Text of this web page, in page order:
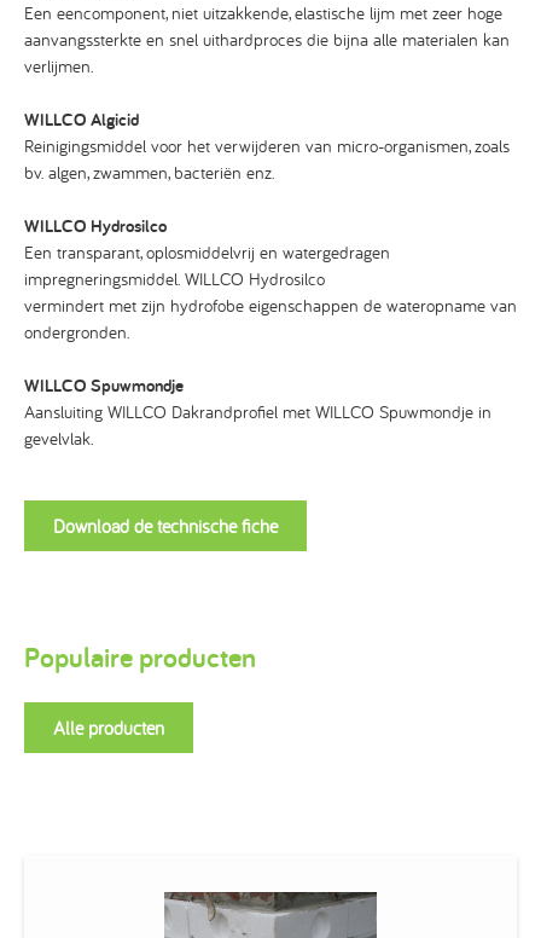
Een eencomponent, niet uitzakkende, elastische lijm met zeer hoge
aanvangssterkte en snel uithardproces die bijna alle materialen kan
verlijmen.
WILLCO Algicid
Reinigingsmiddel voor het verwijderen van micro-organismen, zoals
bv. algen, zwammen, bacteriën enz.
WILLCO Hydrosilco
Een transparant, oplosmiddelvrij en watergedragen
impregneringsmiddel. WILLCO Hydrosilco
vermindert met zijn hydrofobe eigenschappen de wateropname van
ondergronden.
WILLCO Spuwmondje
Aansluiting WILLCO Dakrandprofiel met WILLCO Spuwmondje in
gevelvlak.
Download de technische fiche
Populaire producten
Alle producten